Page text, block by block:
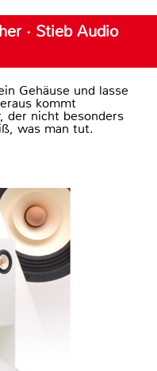
· Stieb Audio
Gehäuse und lasse
kommt
der nicht besonders
was man tut.